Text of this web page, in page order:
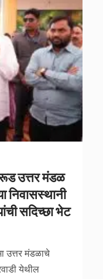
उत्तर मंडळ
निवासस्थानी
सदिच्छा भेट
उत्तर मंडळाचे
येथील